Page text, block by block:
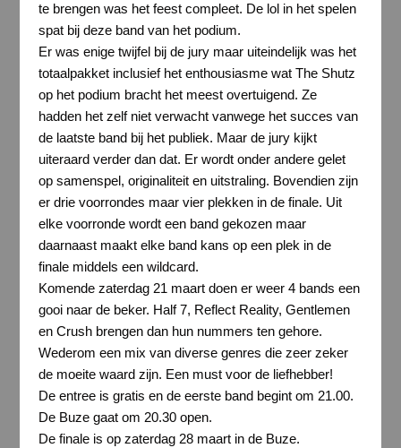
te brengen was het feest compleet. De lol in het spelen
spat bij deze band van het podium.
Er was enige twijfel bij de jury maar uiteindelijk was het
totaalpakket inclusief het enthousiasme wat The Shutz
op het podium bracht het meest overtuigend. Ze
hadden het zelf niet verwacht vanwege het succes van
de laatste band bij het publiek. Maar de jury kijkt
uiteraard verder dan dat. Er wordt onder andere gelet
op samenspel, originaliteit en uitstraling. Bovendien zijn
er drie voorrondes maar vier plekken in de finale. Uit
elke voorronde wordt een band gekozen maar
daarnaast maakt elke band kans op een plek in de
finale middels een wildcard.
Komende zaterdag 21 maart doen er weer 4 bands een
gooi naar de beker. Half 7, Reflect Reality, Gentlemen
en Crush brengen dan hun nummers ten gehore.
Wederom een mix van diverse genres die zeer zeker
de moeite waard zijn. Een must voor de liefhebber!
De entree is gratis en de eerste band begint om 21.00.
De Buze gaat om 20.30 open.
De finale is op zaterdag 28 maart in de Buze.